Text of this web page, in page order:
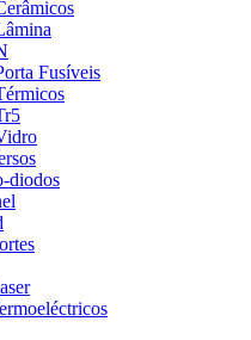
Fusíveis
diodos